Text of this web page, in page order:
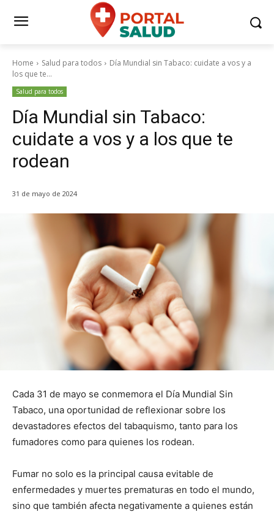
Home Salud para todos
Día Mundial sin Tabaco: cuidate a vos y a
los que te...
Salud para todos
Día Mundial sin Tabaco:
cuidate a vos y a los que te
rodean
31 de mayo de 2024
Cada 31 de mayo se conmemora el Día Mundial Sin
Tabaco, una oportunidad de reflexionar sobre los
devastadores efectos del tabaquismo, tanto para los
fumadores como para quienes los rodean.
Fumar no solo es la principal causa evitable de
enfermedades y muertes prematuras en todo el mundo,
sino que también afecta negativamente a quienes están